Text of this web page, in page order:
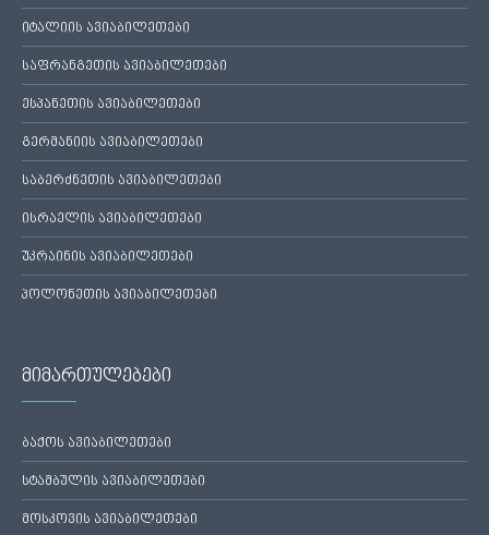
იტალიის ავიაბილეთები
საფრანგეთის ავიაბილეთები
ესპანეთის ავიაბილეთები
გერმანიის ავიაბილეთები
საბერძნეთის ავიაბილეთები
ისრაელის ავიაბილეთები
უკრაინის ავიაბილეთები
პოლონეთის ავიაბილეთები
მიმართულებები
ბაქოს ავიაბილეთები
სტამბულის ავიაბილეთები
მოსკოვის ავიაბილეთები